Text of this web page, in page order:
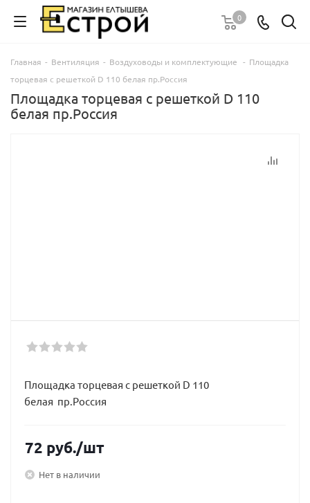
0
Главная - Вентиляция - Воздуховоды и комплектующие - Площадка
торцевая с решеткой D 110 белая пр.Россия
Площадка торцевая с решеткой D 110
белая пр.Россия
Площадка торцевая с решеткой D 110
белая пр.Россия
72 руб./шт
Нет в наличии